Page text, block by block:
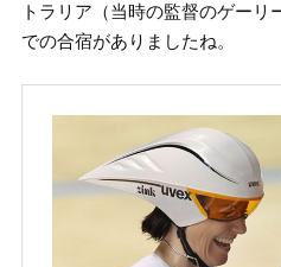
トラリア（当時の監督のゲーリ
での合宿がありましたね。